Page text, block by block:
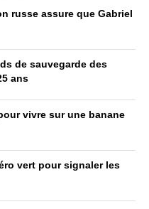
russe assure que Gabriel
de sauvegarde des
ans
vivre sur une banane
vert pour signaler les